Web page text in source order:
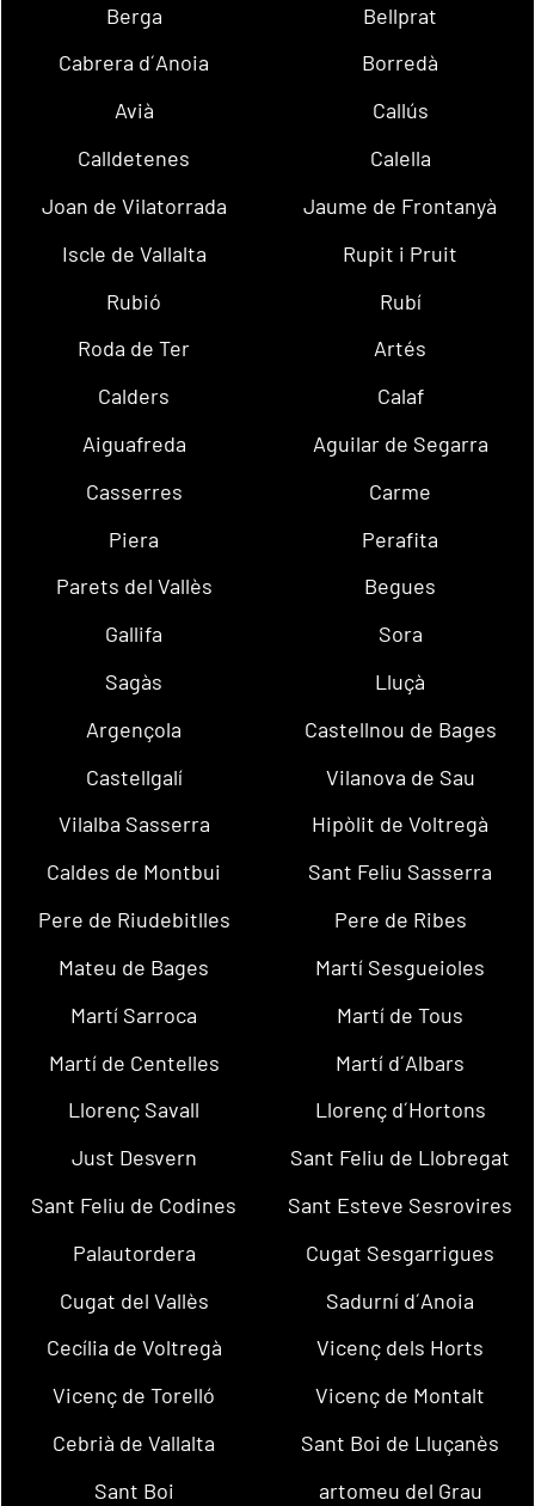
Berga
Bellprat
Cabrera d´Anoia
Borredà
Avià
Callús
Calldetenes
Calella
Joan de Vilatorrada
Jaume de Frontanyà
Iscle de Vallalta
Rupit i Pruit
Rubió
Rubí
Roda de Ter
Artés
Calders
Calaf
Aiguafreda
Aguilar de Segarra
Casserres
Carme
Piera
Perafita
Parets del Vallès
Begues
Gallifa
Sora
Sagàs
Lluçà
Argençola
Castellnou de Bages
Castellgalí
Vilanova de Sau
Vilalba Sasserra
Hipòlit de Voltregà
Caldes de Montbui
Sant Feliu Sasserra
Pere de Riudebitlles
Pere de Ribes
Mateu de Bages
Martí Sesgueioles
Martí Sarroca
Martí de Tous
Martí de Centelles
Martí d´Albars
Llorenç Savall
Llorenç d´Hortons
Just Desvern
Sant Feliu de Llobregat
Sant Feliu de Codines
Sant Esteve Sesrovires
Palautordera
Cugat Sesgarrigues
Cugat del Vallès
Sadurní d´Anoia
Cecília de Voltregà
Vicenç dels Horts
Vicenç de Torelló
Vicenç de Montalt
Cebrià de Vallalta
Sant Boi de Lluçanès
Sant Boi
artomeu del Grau